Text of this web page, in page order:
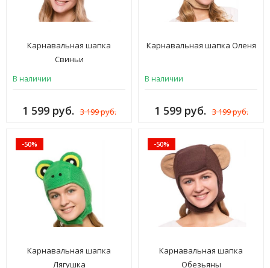
Карнавальная шапка
Свиньи
В наличии
1 599 руб. 3 199 руб.
Карнавальная шапка Оленя
В наличии
1 599 руб. 3 199 руб.
-50%
Карнавальная шапка
Лягушка
-50%
Карнавальная шапка
Обезьяны